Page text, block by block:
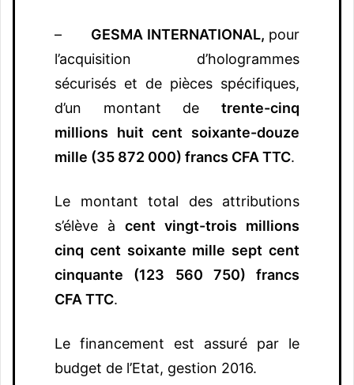
– GESMA INTERNATIONAL, pour
l’acquisition d’hologrammes
sécurisés et de pièces spécifiques,
d’un montant de trente-cinq
millions huit cent soixante-douze
mille (35 872 000) francs CFA TTC.
Le montant total des attributions
s’élève à cent vingt-trois millions
cinq cent soixante mille sept cent
cinquante (123 560 750) francs
CFA TTC.
Le financement est assuré par le
budget de l’Etat, gestion 2016.